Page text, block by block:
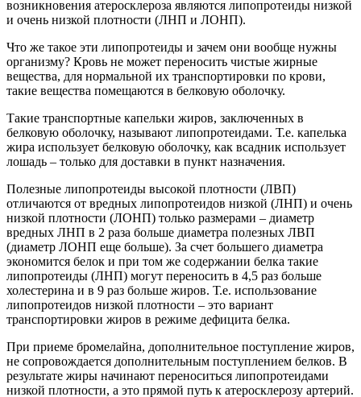
возникновения атеросклероза являются липопротеиды низкой
и очень низкой плотности (ЛНП и ЛОНП).
Что же такое эти липопротеиды и зачем они вообще нужны
организму? Кровь не может переносить чистые жирные
вещества, для нормальной их транспортировки по крови,
такие вещества помещаются в белковую оболочку.
Такие транспортные капельки жиров, заключенных в
белковую оболочку, называют липопротеидами. Т.е. капелька
жира использует белковую оболочку, как всадник использует
лошадь – только для доставки в пункт назначения.
Полезные липопротеиды высокой плотности (ЛВП)
отличаются от вредных липопротеидов низкой (ЛНП) и очень
низкой плотности (ЛОНП) только размерами – диаметр
вредных ЛНП в 2 раза больше диаметра полезных ЛВП
(диаметр ЛОНП еще больше). За счет большего диаметра
экономится белок и при том же содержании белка такие
липопротеиды (ЛНП) могут переносить в 4,5 раз больше
холестерина и в 9 раз больше жиров. Т.е. использование
липопротеидов низкой плотности – это вариант
транспортировки жиров в режиме дефицита белка.
При приеме бромелайна, дополнительное поступление жиров,
не сопровождается дополнительным поступлением белков. В
результате жиры начинают переноситься липопротеидами
низкой плотности, а это прямой путь к атеросклерозу артерий.